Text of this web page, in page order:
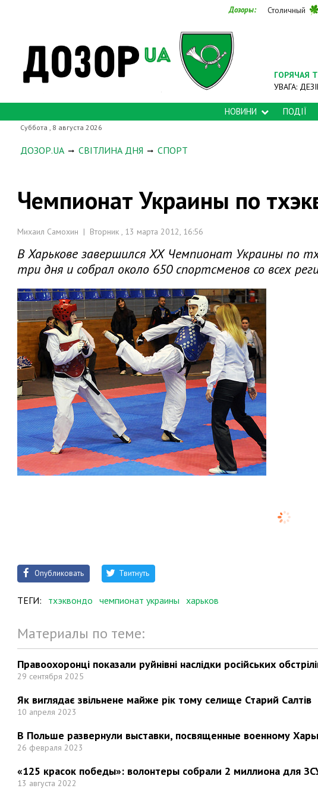
Дозоры: Столичный
ГОРЯЧАЯ
УВАГА:
НОВИНИ ПОДІЇ
Суббота , 8 августа 2026
ДОЗОР.UA СВІТЛИНА ДНЯ СПОРТ
Чемпионат Украины по
Михаил Самохин | Вторник , 13 марта 2012, 16:56
В Харькове завершился ХХ Чемпионат Украины по
три дня и собрал около 650 спортсменов со всех
Опубликовать Твитнуть
ТЕГИ: тхэквондо чемпионат украины харьков
Материалы по теме:
Правоохоронці показали руйнівні наслідки російських
29 сентября 2025
Як виглядає звільнене майже рік тому селище Старий Салтів
10 апреля 2023
В Польше развернули выставки, посвященные военному
26 февраля 2023
«125 красок победы»: волонтеры собрали 2 миллиона для
13 августа 2022